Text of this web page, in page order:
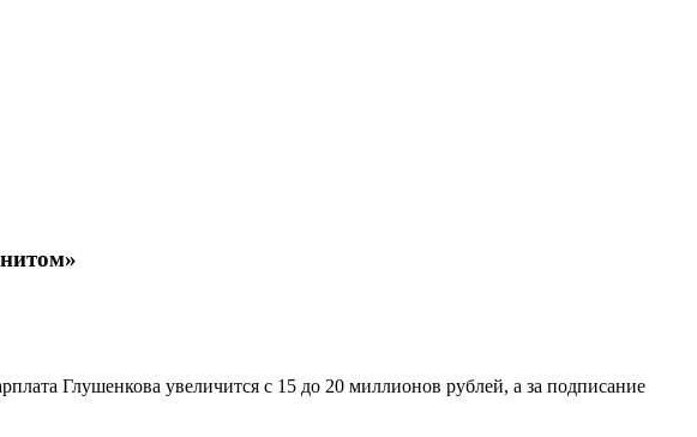
Глушенкова увеличится с 15 до 20 миллионов рублей, а за подписание